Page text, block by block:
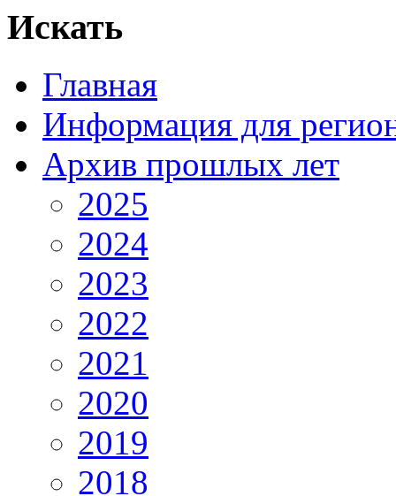
Искать
Главная
Информация для
Архив прошлых лет
2025
2024
2023
2022
2021
2020
2019
2018